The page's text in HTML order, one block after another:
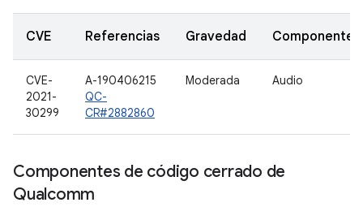
CVE Referencias Gravedad Componente
CVE-
2021-
30299
A-190406215
QC-
CR#2882860
Moderada Audio
Componentes de código cerrado de
Qualcomm